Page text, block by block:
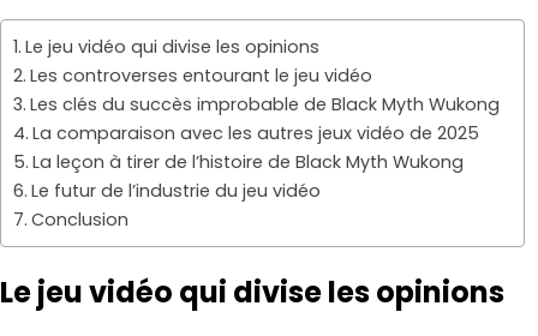
Le jeu vidéo qui divise les opinions
Les controverses entourant le jeu vidéo
Les clés du succès improbable de Black Myth Wukong
La comparaison avec les autres jeux vidéo de 2025
La leçon à tirer de l’histoire de Black Myth Wukong
Le futur de l’industrie du jeu vidéo
Conclusion
Le jeu vidéo qui divise les opinions